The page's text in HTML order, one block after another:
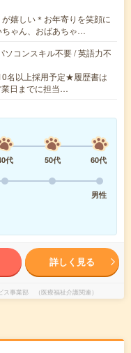
嬉しい＊お年寄りを笑顔に
ちゃん、おばあちゃ…
ソコンスキル不要 / 英語力不
名以上採用予定★履歴書は
日までに担当…
代 50代
60代
男性
詳しく見る
事業部 （医療福祉介護関連）